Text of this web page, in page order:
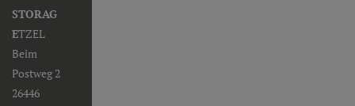
STORAG
ETZEL
Beim
Postweg 2
26446